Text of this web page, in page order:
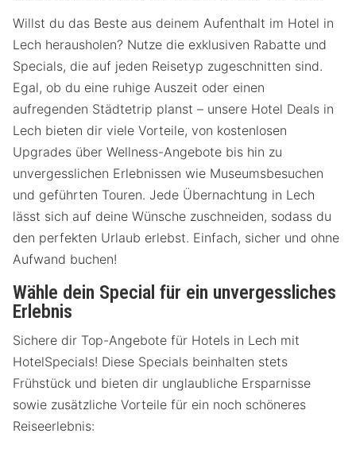
Willst du das Beste aus deinem Aufenthalt im Hotel in
Lech herausholen? Nutze die exklusiven Rabatte und
Specials, die auf jeden Reisetyp zugeschnitten sind.
Egal, ob du eine ruhige Auszeit oder einen
aufregenden Städtetrip planst – unsere Hotel Deals in
Lech bieten dir viele Vorteile, von kostenlosen
Upgrades über Wellness-Angebote bis hin zu
unvergesslichen Erlebnissen wie Museumsbesuchen
und geführten Touren. Jede Übernachtung in Lech
lässt sich auf deine Wünsche zuschneiden, sodass du
den perfekten Urlaub erlebst. Einfach, sicher und ohne
Aufwand buchen!
Wähle dein Special für ein unvergessliches
Erlebnis
Sichere dir Top-Angebote für Hotels in Lech mit
HotelSpecials! Diese Specials beinhalten stets
Frühstück und bieten dir unglaubliche Ersparnisse
sowie zusätzliche Vorteile für ein noch schöneres
Reiseerlebnis: